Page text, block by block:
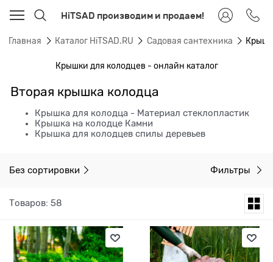
HiTSAD производим и продаем!
Главная Каталог HiTSAD.RU Садовая сантехника
Крышки для колодцев - онлайн каталог
Вторая крышка колодца
Крышка для колодца - Материал стеклопластик
Крышка на колодце Камни
Крышка для колодцев спилы деревьев
Без сортировки Фильтры
Товаров: 58